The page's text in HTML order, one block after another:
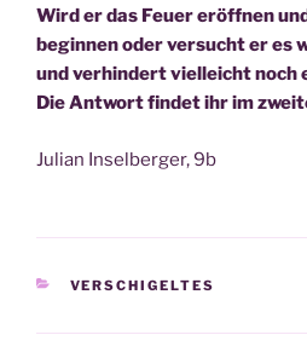
Wird er das Feu­er eröff­nen
begin­nen oder ver­sucht er es
und ver­hin­dert viel­leicht noch
Die Ant­wort fin­det ihr im
Juli­an Insel­ber­ger, 9b
KATEGORIEN
VERSCHIGELTES